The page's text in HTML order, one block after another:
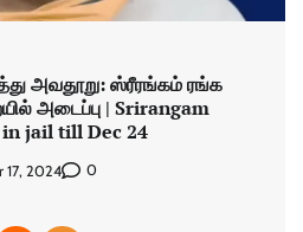
அவதூறு: ஸ்ரீரங்கம் ரங்க​
அடைப்பு | Srirangam
jail till Dec 24
17, 2024 0